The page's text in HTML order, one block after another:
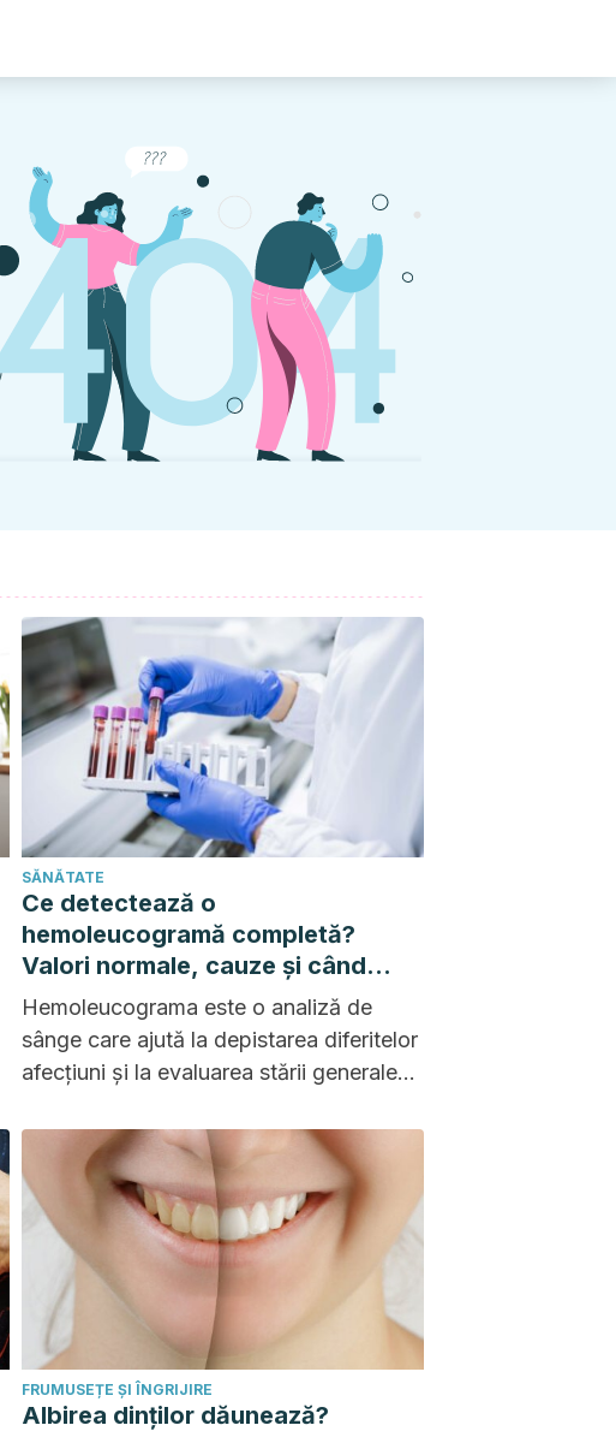
SĂNĂTATE
Ce detectează o
hemoleucogramă completă?
Valori normale, cauze și când
este cazul să te îngrijorezi
Hemoleucograma este o analiză de
sânge care ajută la depistarea diferitelor
afecțiuni și la evaluarea stării generale
rezultatele este esențial.
FRUMUSEȚE ȘI ÎNGRIJIRE
Albirea dinților dăunează?